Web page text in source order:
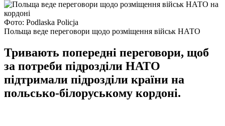
Фото: Podlaska Policja
Польща веде переговори щодо розміщення військ НАТО
Тривають попередні переговори, щоб
за потреби підрозділи НАТО
підтримали підрозділи країни на
польсько-білоруському кордоні.